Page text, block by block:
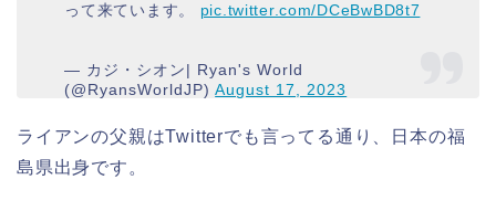
って来ています。 pic.twitter.com/DCeBwBD8t7
— カジ・シオン| Ryan's World
(@RyansWorldJP)August 17, 2023
ライアンの父親はTwitterでも言ってる通り、日本の福
島県出身です。